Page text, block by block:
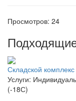
Просмотров: 24
Складской комплекс
Услуги:
(-18С)